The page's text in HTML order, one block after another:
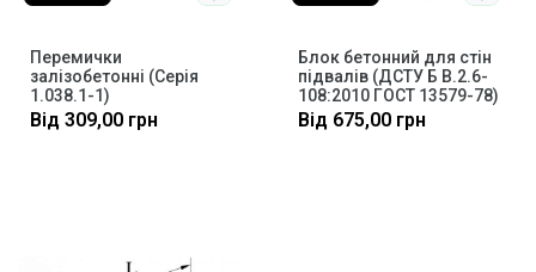
Перемички
залізобетонні (Серія
1.038.1-1)
Від 309,00 грн
Блок бетонний для стін
підвалів (ДСТУ Б В.2.6-
108:2010 ГОСТ 13579-78)
Від 675,00 грн